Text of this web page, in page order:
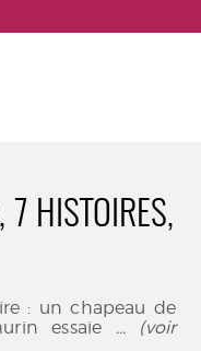
HISTOIRES,
: un chapeau de
essaie ... (voir